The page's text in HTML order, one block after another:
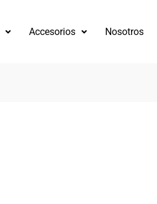
Accesorios Nosotros